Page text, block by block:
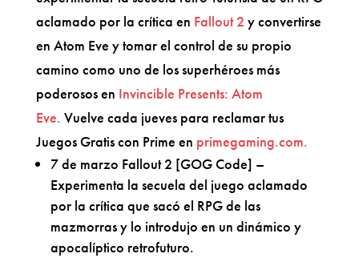
aclamado por la crítica en Fallout 2 y convertirse
en Atom Eve y tomar el control de su propio
camino como uno de los superhéroes más
poderosos en Invincible Presents: Atom
Eve. Vuelve cada jueves para reclamar tus
Juegos Gratis con Prime en primegaming.com.
7 de marzo Fallout 2 [GOG Code] –
Experimenta la secuela del juego aclamado
por la crítica que sacó el RPG de las
mazmorras y lo introdujo en un dinámico y
apocalíptico retrofuturo.